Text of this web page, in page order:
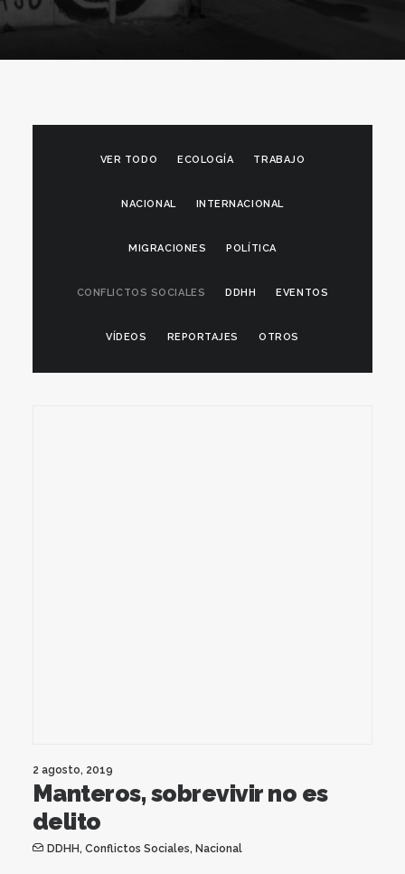
VER TODO ECOLOGÍA TRABAJO
NACIONAL INTERNACIONAL
MIGRACIONES POLÍTICA
CONFLICTOS SOCIALES DDHH EVENTOS
VÍDEOS REPORTAJES OTROS
2 agosto, 2019
Manteros, sobrevivir no es
delito
DDHH, Conflictos Sociales, Nacional